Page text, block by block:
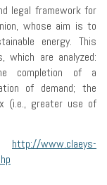
legal framework for
whose aim is to
energy. This
which are analyzed:
completion of a
of demand; the
(i.e., greater use of
http://www.claeys-